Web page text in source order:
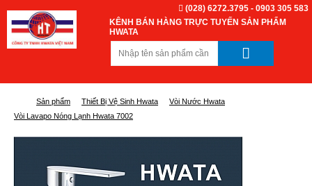
KÊNH BÁN HÀNG TRỰC TUYẾN SẢN PHẨM
HWATA
(028) 6272.3795 - 0903 305 583
Sản phẩm Thiết Bị Vệ Sinh Hwata
Vòi Nước Hwata
Vòi Lavapo Nóng Lạnh Hwata 7002